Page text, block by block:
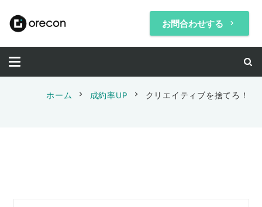
お問合わせする keyboard_arrow_right
ホーム chevron_right 成約率UP chevron_right クリエイティブを捨てろ！